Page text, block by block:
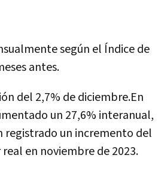
según el Índice de
antes.
del 2,7% de diciembre.En
un 27,6% interanual,
registrado un incremento del
en noviembre de 2023.